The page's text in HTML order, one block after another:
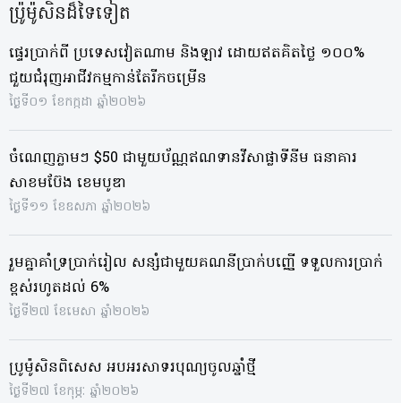
ប្រ៉ូម៉ូសិនដ៏ទៃទៀត
ផ្ទេរប្រាក់ពី ប្រទេសវៀតណាម និងឡាវ ដោយឥតគិតថ្លៃ ១០០%
ជួយជំរុញអាជីវកម្មកាន់តែរីកចម្រើន
ថ្ងៃទី០១ ខែកក្កដា ឆ្នាំ២០២៦
ចំណេញភ្លាមៗ $50 ជាមួយប័ណ្ណឥណទានវីសាផ្លាទីនីម ធនាគារ
សាខមប៊ែង ខេមបូឌា
ថ្ងៃទី១១ ខែឧសភា ឆ្នាំ២០២៦
រួមគ្នាគាំទ្រប្រាក់រៀល សន្សំជាមួយគណនីប្រាក់បញ្ញើ ទទួលការប្រាក់
ខ្ពស់រហូតដល់ 6%
ថ្ងៃទី២៧ ខែមេសា ឆ្នាំ២០២៦
ប្រូម៉ូសិនពិសេស អបអរសាទរបុណ្យចូលឆ្នាំថ្មី
ថ្ងៃទី២៧ ខែកុម្ភៈ ឆ្នាំ២០២៦